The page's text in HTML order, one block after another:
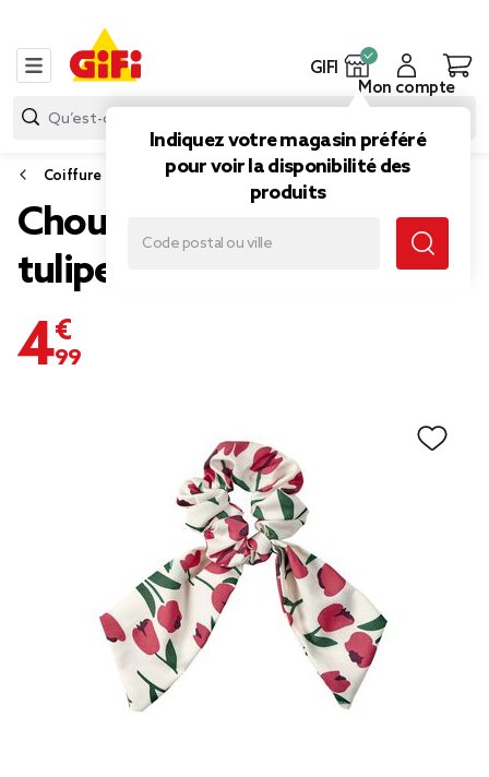
GIFI
Indiquez votre magasin préféré
pour voir la disponibilité des
produits
Mon compte
Coiffure
Chouchou foulard motif
tulipe rouge et blanc
4,99 €